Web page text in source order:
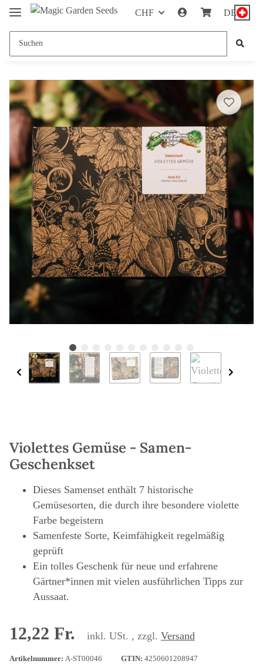
CHF DE
Violettes Gemüse - Samen-
Geschenkset
Dieses Samenset enthält 7 historische
Gemüsesorten, die durch ihre besondere violette
Farbe begeistern
Samenfeste Sorte, Keimfähigkeit regelmäßig
geprüft
Ein tolles Geschenk für neue und erfahrene
Gärtner*innen mit vielen ausführlichen Tipps zur
Aussaat.
12,22 Fr. inkl. USt. , zzgl. Versand
Artikelnummer: A-ST00046 GTIN: 4250601208947